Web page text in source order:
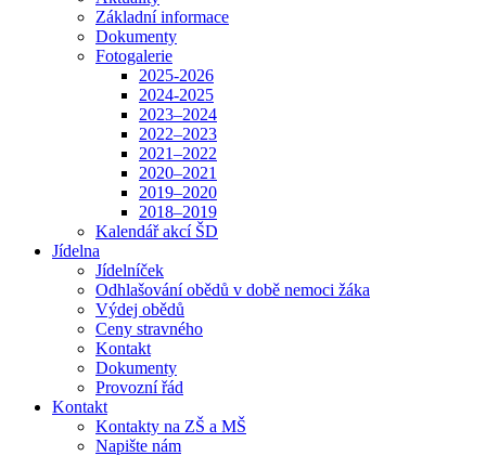
Základní informace
Dokumenty
Fotogalerie
2025-2026
2024-2025
2023–2024
2022–2023
2021–2022
2020–2021
2019–2020
2018–2019
Kalendář akcí ŠD
Jídelna
Jídelníček
Odhlašování obědů v době nemoci žáka
Výdej obědů
Ceny stravného
Kontakt
Dokumenty
Provozní řád
Kontakt
Kontakty na ZŠ a MŠ
Napište nám